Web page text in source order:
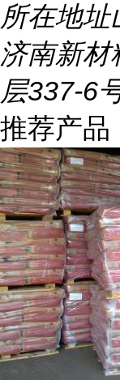
所在地址
济南新
层337-6
推荐产品